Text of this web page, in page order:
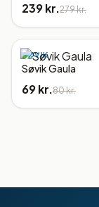
239 kr.279 kr.
SØVIK
Søvik Gaula
69 kr.80 kr.